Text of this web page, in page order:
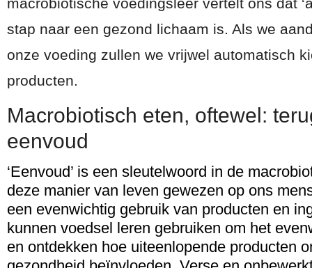
macrobiotische voedingsleer vertelt ons dat
stap naar een gezond lichaam is. Als we
onze voeding zullen we vrijwel automatisch
producten.
Macrobiotisch eten, oftewel:
eenvoud
‘Eenvoud’ is een sleutelwoord in de
deze manier van leven gewezen op ons
een evenwichtig gebruik van producten en
kunnen voedsel leren gebruiken om het
en ontdekken hoe uiteenlopende producten